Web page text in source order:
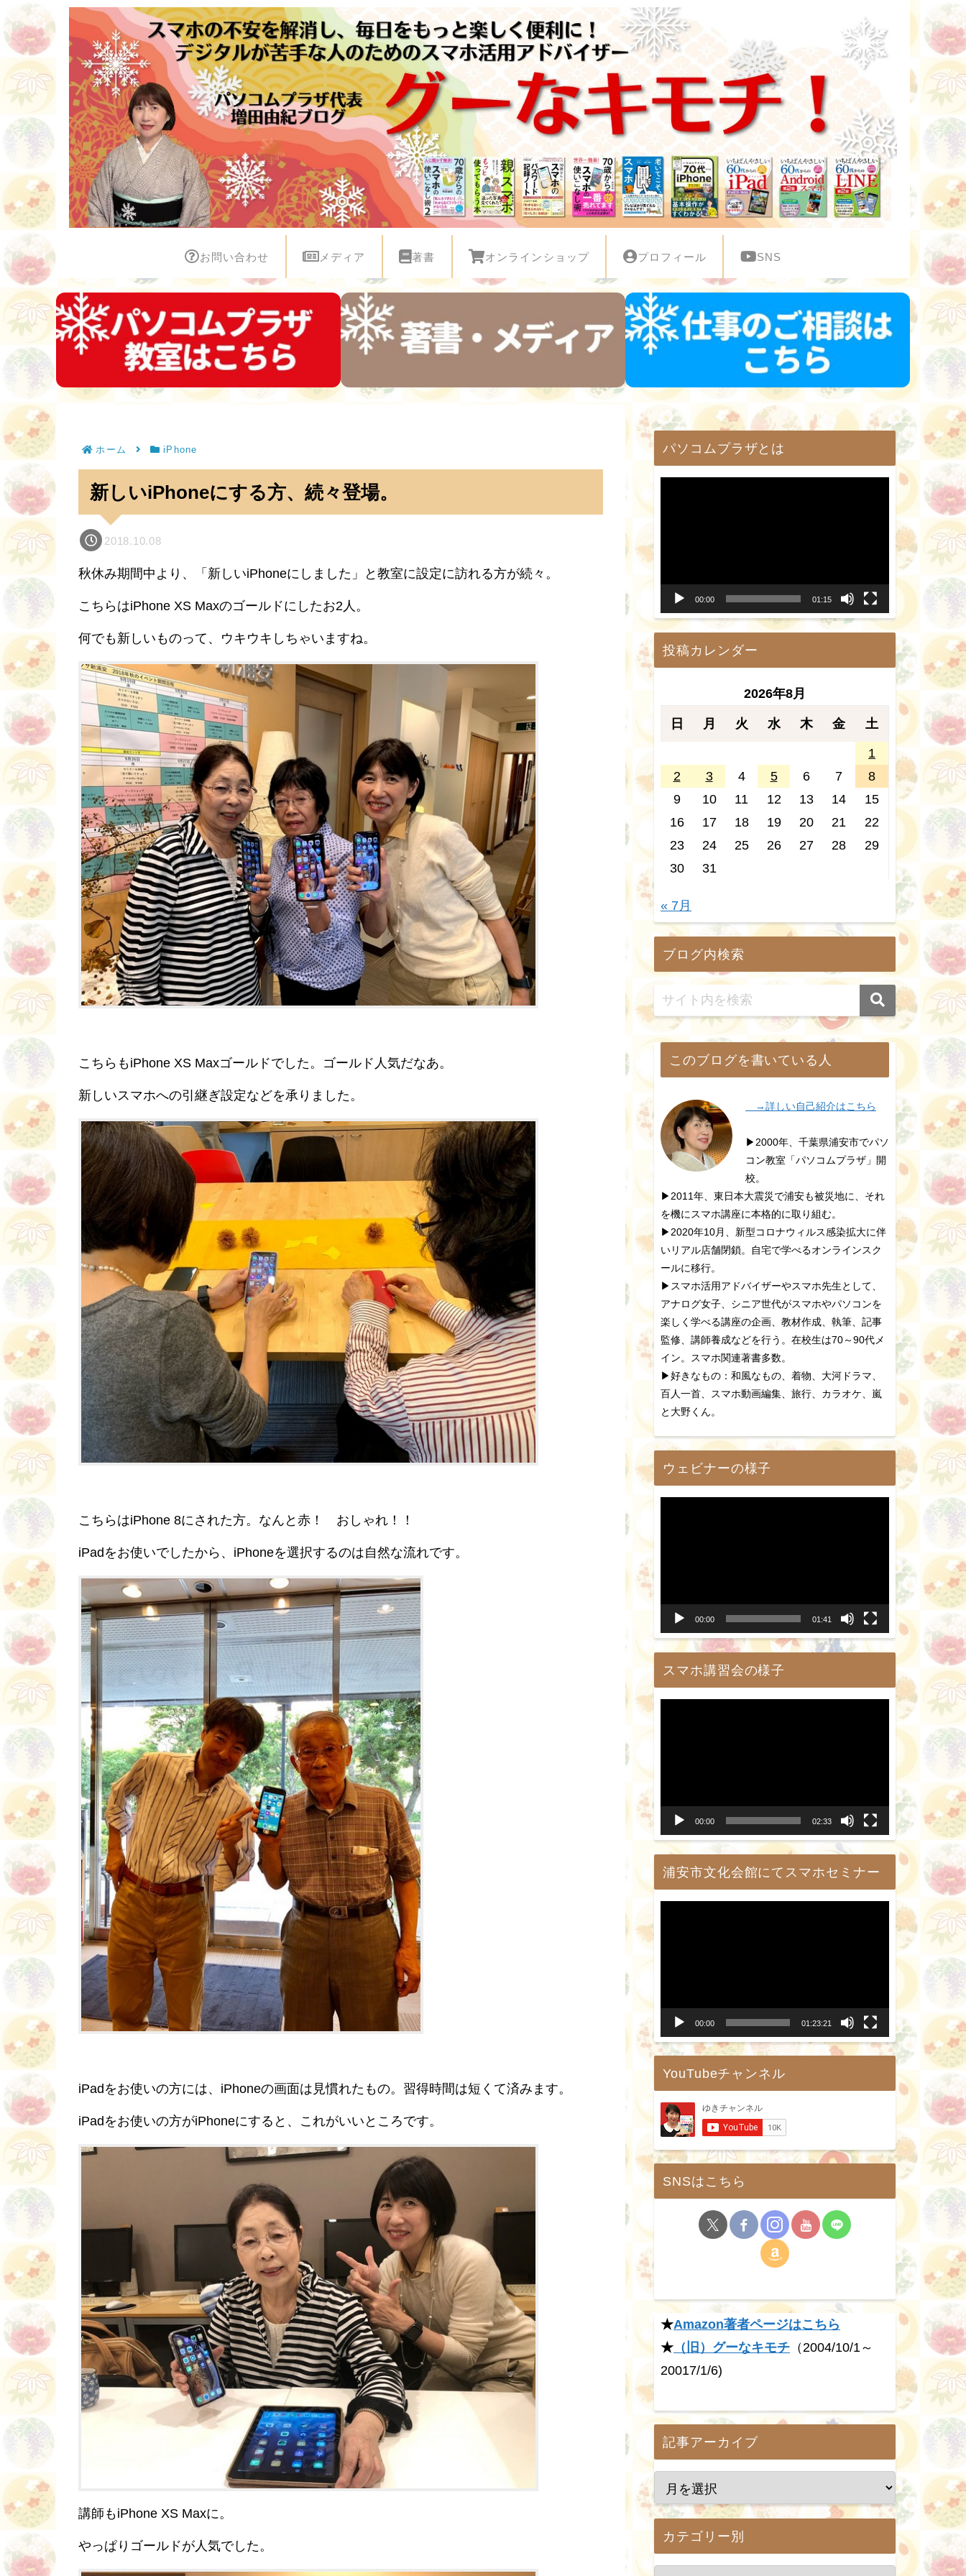
お問い合わせ メディア 著書 オンラインショップ プロフィール SNS
ホーム iPhone
新しいiPhoneにする方、続々登場。
2018.10.08
秋休み期間中より、「新しいiPhoneにしました」と教室に設定に訪れる方が続々。
こちらはiPhone XS Maxのゴールドにしたお2人。
何でも新しいものって、ウキウキしちゃいますね。
こちらもiPhone XS Maxゴールドでした。ゴールド人気だなあ。
新しいスマホへの引継ぎ設定などを承りました。
こちらはiPhone 8にされた方。なんと赤！ おしゃれ！！
iPadをお使いでしたから、iPhoneを選択するのは自然な流れです。
iPadをお使いの方には、iPhoneの画面は見慣れたもの。習得時間は短くて済みます。
iPadをお使いの方がiPhoneにすると、これがいいところです。
講師もiPhone XS Maxに。
やっぱりゴールドが人気でした。
パソコムプラザとは
ー
00:00 01:15
投稿カレンダー
2026年8月
日 月 火 水 木 金 土
1
2
3 4 5 6 7
8
9
10 11 12 13 14
15
16
17 18 19 20 21
22
23
24 25 26 27 28
29
30
31
« 7月
ブログ内検索
このブログを書いている人
→詳しい自己紹介はこちら
▶2000年、千葉県浦安市でパソ
コン教室「パソコムプラザ」開
校。
▶2011年、東日本大震災で浦安も被災地に、それ
を機にスマホ講座に本格的に取り組む。
▶2020年10月、新型コロナウィルス感染拡大に伴
いリアル店舗閉鎖。自宅で学べるオンラインスク
ールに移行。
▶スマホ活用アドバイザーやスマホ先生として、
アナログ女子、シニア世代がスマホやパソコンを
楽しく学べる講座の企画、教材作成、執筆、記事
監修、講師養成などを行う。在校生は70～90代メ
イン。スマホ関連著書多数。
▶好きなもの：和風なもの、着物、大河ドラマ、
百人一首、スマホ動画編集、旅行、カラオケ、嵐
と大野くん。
ウェビナーの様子
00:00 01:41
スマホ講習会の様子
00:00 02:33
浦安市文化会館にてスマホセミナー
ー
00:00 01:23:21
YouTubeチャンネル
SNSはこちら
★Amazon著者ページはこちら
★ （旧）グーなキモチ （2004/10/1～
20017/1/6)
記事アーカイブ
カテゴリー別